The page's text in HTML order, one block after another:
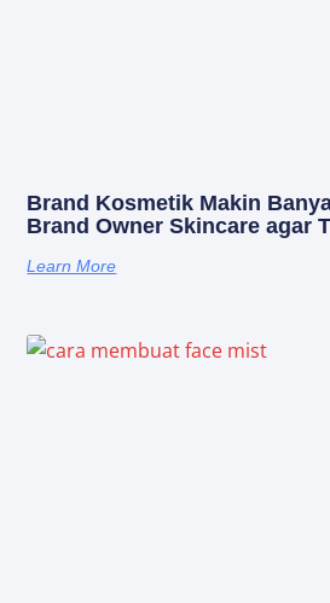
Brand Kosmetik Makin
Brand Owner Skincare agar
Learn More